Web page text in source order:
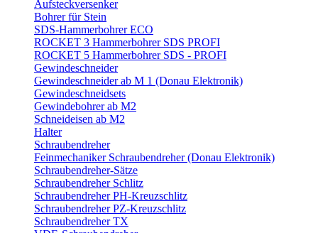
Aufsteckversenker
Bohrer für Stein
SDS-Hammerbohrer ECO
ROCKET 3 Hammerbohrer SDS PROFI
ROCKET 5 Hammerbohrer SDS - PROFI
Gewindeschneider
Gewindeschneider ab M 1 (Donau Elektronik)
Gewindeschneidsets
Gewindebohrer ab M2
Schneideisen ab M2
Halter
Schraubendreher
Feinmechaniker Schraubendreher (Donau Elektronik)
Schraubendreher-Sätze
Schraubendreher Schlitz
Schraubendreher PH-Kreuzschlitz
Schraubendreher PZ-Kreuzschlitz
Schraubendreher TX